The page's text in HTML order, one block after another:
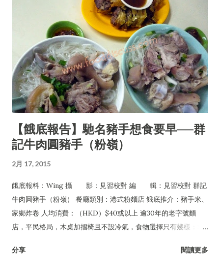
【餓底報告】馳名豬手想食要早──群
記牛肉圓豬手（粉嶺）
2月 17, 2015
餓底報料：Wing 攝 影：見習校對 編 輯：見習校對 群記
牛肉圓豬手（粉嶺） 餐廳類別：港式粉麵店 餓底推介：豬手米、
家鄉炸卷 人均消費：（HKD）$40或以上 逾30年的老字號麵
店，平民格局，木桌加摺椅且不設冷氣，食物選擇只有幾樣：豬
家鄉炸卷。但無論一年四季皆經常爆場，甚至吸引許多名人紅星
分享 閱讀更多